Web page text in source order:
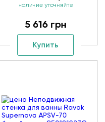
APSV-75 сатин rain
наличие уточняйте
5 616 грн
Купить